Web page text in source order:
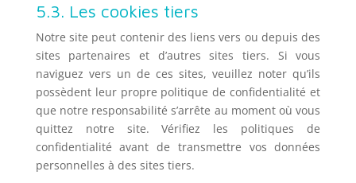
5.3. Les cookies tiers
Notre site peut contenir des liens vers ou depuis des
sites partenaires et d’autres sites tiers. Si vous
naviguez vers un de ces sites, veuillez noter qu’ils
possèdent leur propre politique de confidentialité et
que notre responsabilité s’arrête au moment où vous
quittez notre site. Vérifiez les politiques de
confidentialité avant de transmettre vos données
personnelles à des sites tiers.